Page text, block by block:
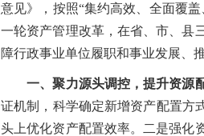
意见》，按照“集约高效、全面覆
一轮资产管理改革，在省、市、县
障行政事业单位履职和事业发展、
一、聚力源头调控，提升资源
证机制，科学确定新增资产配置方
头上优化资产配置效率。二是强化